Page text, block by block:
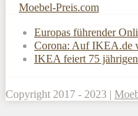
Moebel-Preis.com
Europas führender
Corona: Auf IKEA.de
IKEA feiert 75
Copyright 2017 - 2023 |